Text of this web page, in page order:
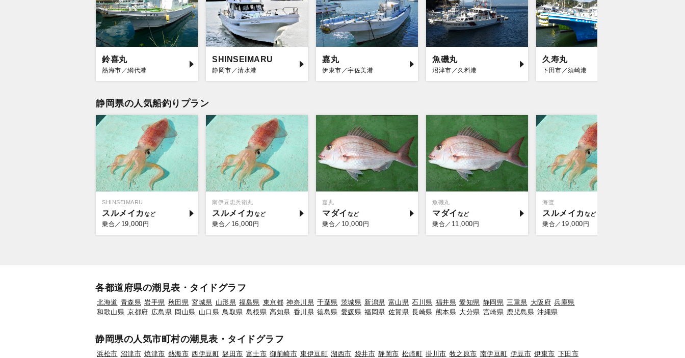
鈴喜丸
熱海市／網代港
SHINSEIMARU
静岡市／清水港
嘉丸
伊東市／宇佐美港
魚磯丸
沼津市／久料港
久寿丸
下田市／須崎港
静岡県の人気船釣りプラン
SHINSEIMARU
スルメイカ
乗合／ 19,000 円
南伊豆忠兵衛丸
スルメイカ
乗合／ 16,000 円
嘉丸
マダイ
乗合／ 10,000 円
魚磯丸
マダイ
乗合／ 11,000 円
海渡
スルメイカ
乗合／ 19,000 円
各都道府県の潮見表・タイドグラフ
北海道 青森県 岩手県 秋田県 宮城県 山形県 福島県 東京都 神奈川県 千葉県 茨城県 新潟県 富山県 石川県 福井県 愛知県 静岡県 三重県 大阪府 兵庫県
和歌山県 京都府 広島県 岡山県 山口県 鳥取県 島根県 高知県 香川県 徳島県 愛媛県 福岡県 佐賀県 長崎県 熊本県 大分県 宮崎県 鹿児島県 沖縄県
静岡県の人気市町村の潮見表・タイドグラフ
浜松市 沼津市 焼津市 熱海市 西伊豆町 磐田市 富士市 御前崎市 東伊豆町 湖西市 袋井市 静岡市 松崎町 掛川市 牧之原市 南伊豆町 伊豆市 伊東市 下田市